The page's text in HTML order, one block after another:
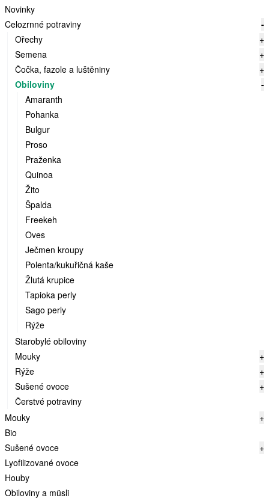
Novinky
Celozrnné potraviny
-
Ořechy
+
Semena
+
Čočka, fazole a luštěniny
+
Obiloviny
-
Amaranth
Pohanka
Bulgur
Proso
Praženka
Quinoa
Žito
Špalda
Freekeh
Oves
Ječmen kroupy
Polenta/kukuřičná kaše
Žlutá krupice
Tapioka perly
Sago perly
Rýže
Starobylé obiloviny
Mouky
+
Rýže
+
Sušené ovoce
+
Čerstvé potraviny
Mouky
+
Bio
Sušené ovoce
+
Lyofilizované ovoce
Houby
Obiloviny a müsli